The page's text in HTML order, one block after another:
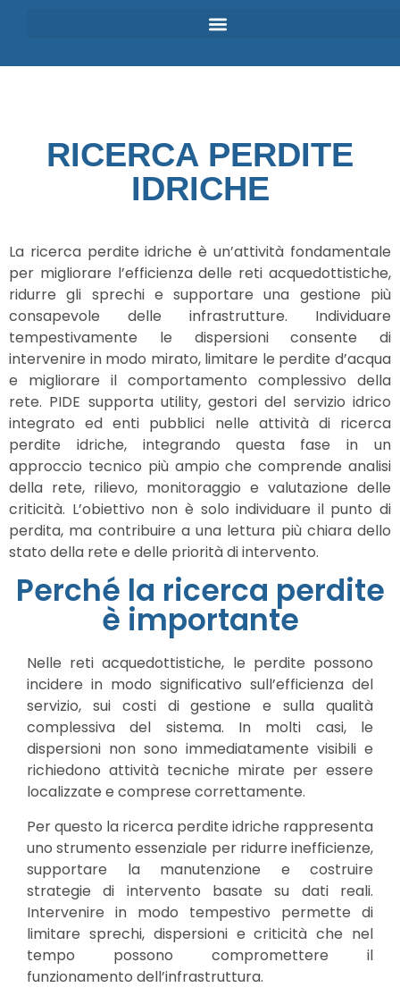
RICERCA PERDITE
IDRICHE
La ricerca perdite idriche è un’attività fondamentale
per migliorare l’efficienza delle reti acquedottistiche,
ridurre gli sprechi e supportare una gestione più
consapevole delle infrastrutture. Individuare
tempestivamente le dispersioni consente di
intervenire in modo mirato, limitare le perdite d’acqua
e migliorare il comportamento complessivo della
rete. PIDE supporta utility, gestori del servizio idrico
integrato ed enti pubblici nelle attività di ricerca
perdite idriche, integrando questa fase in un
approccio tecnico più ampio che comprende analisi
della rete, rilievo, monitoraggio e valutazione delle
criticità. L’obiettivo non è solo individuare il punto di
perdita, ma contribuire a una lettura più chiara dello
stato della rete e delle priorità di intervento.
Perché la ricerca perdite
è importante
Nelle reti acquedottistiche, le perdite possono
incidere in modo significativo sull’efficienza del
servizio, sui costi di gestione e sulla qualità
complessiva del sistema. In molti casi, le
dispersioni non sono immediatamente visibili e
richiedono attività tecniche mirate per essere
localizzate e comprese correttamente.
Per questo la ricerca perdite idriche rappresenta
uno strumento essenziale per ridurre inefficienze,
supportare la manutenzione e costruire
strategie di intervento basate su dati reali.
Intervenire in modo tempestivo permette di
limitare sprechi, dispersioni e criticità che nel
tempo possono compromettere il
funzionamento dell’infrastruttura.